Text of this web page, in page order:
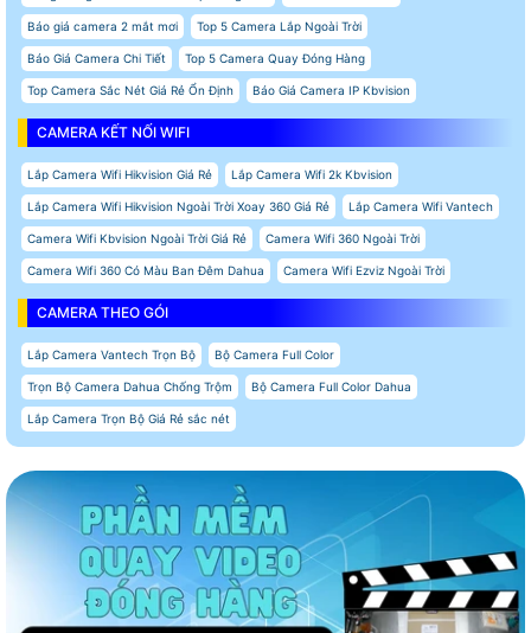
Báo giá camera 2 mắt mơi Top 5 Camera Lắp Ngoài Trời
Báo Giá Camera Chi Tiết Top 5 Camera Quay Đóng Hàng
Top Camera Sắc Nét Giá Rẻ Ổn Định Báo Giá Camera IP Kbvision
CAMERA KẾT NỐI WIFI
Lắp Camera Wifi Hikvision Giá Rẻ Lắp Camera Wifi 2k Kbvision
Lắp Camera Wifi Hikvision Ngoài Trời Xoay 360 Giá Rẻ Lắp Camera Wifi Vantech
Camera Wifi Kbvision Ngoài Trời Giá Rẻ Camera Wifi 360 Ngoài Trời
Camera Wifi 360 Có Màu Ban Đêm Dahua Camera Wifi Ezviz Ngoài Trời
CAMERA THEO GÓI
Lắp Camera Vantech Trọn Bộ Bộ Camera Full Color
Trọn Bộ Camera Dahua Chống Trộm Bộ Camera Full Color Dahua
Lắp Camera Trọn Bộ Giá Rẻ sắc nét